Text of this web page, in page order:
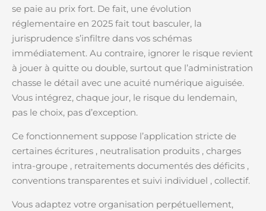
se paie au prix fort. De fait, une évolution
réglementaire en 2025 fait tout basculer, la
jurisprudence s’infiltre dans vos schémas
immédiatement. Au contraire, ignorer le risque revient
à jouer à quitte ou double, surtout que l’administration
chasse le détail avec une acuité numérique aiguisée.
Vous intégrez, chaque jour, le risque du lendemain,
pas le choix, pas d’exception.
Ce fonctionnement suppose l’application stricte de
certaines écritures , neutralisation produits , charges
intra-groupe , retraitements documentés des déficits ,
conventions transparentes et suivi individuel , collectif.
Vous adaptez votre organisation perpétuellement,